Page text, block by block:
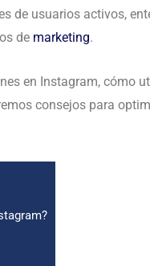
de usuarios activos,
de marketing.
en Instagram, cómo
consejos para